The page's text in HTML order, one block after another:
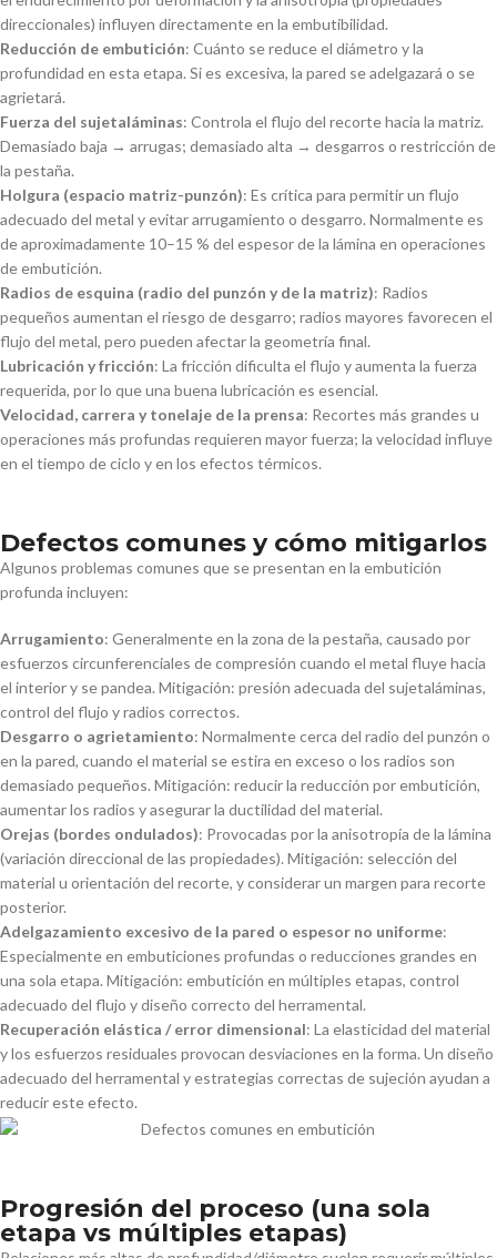
direccionales) influyen directamente en la embutibilidad.
Reducción de embutición: Cuánto se reduce el diámetro y la
profundidad en esta etapa. Si es excesiva, la pared se adelgazará o se
agrietará.
Fuerza del sujetaláminas: Controla el flujo del recorte hacia la matriz.
Demasiado baja → arrugas; demasiado alta → desgarros o restricción de
la pestaña.
Holgura (espacio matriz-punzón): Es crítica para permitir un flujo
adecuado del metal y evitar arrugamiento o desgarro. Normalmente es
de aproximadamente 10–15 % del espesor de la lámina en operaciones
de embutición.
Radios de esquina (radio del punzón y de la matriz): Radios
pequeños aumentan el riesgo de desgarro; radios mayores favorecen el
flujo del metal, pero pueden afectar la geometría final.
Lubricación y fricción: La fricción dificulta el flujo y aumenta la fuerza
requerida, por lo que una buena lubricación es esencial.
Velocidad, carrera y tonelaje de la prensa: Recortes más grandes u
operaciones más profundas requieren mayor fuerza; la velocidad influye
en el tiempo de ciclo y en los efectos térmicos.
Defectos comunes y cómo mitigarlos
Algunos problemas comunes que se presentan en la embutición
profunda incluyen:
Arrugamiento: Generalmente en la zona de la pestaña, causado por
esfuerzos circunferenciales de compresión cuando el metal fluye hacia
el interior y se pandea. Mitigación: presión adecuada del sujetaláminas,
control del flujo y radios correctos.
Desgarro o agrietamiento: Normalmente cerca del radio del punzón o
en la pared, cuando el material se estira en exceso o los radios son
demasiado pequeños. Mitigación: reducir la reducción por embutición,
aumentar los radios y asegurar la ductilidad del material.
Orejas (bordes ondulados): Provocadas por la anisotropía de la lámina
(variación direccional de las propiedades). Mitigación: selección del
material u orientación del recorte, y considerar un margen para recorte
posterior.
Adelgazamiento excesivo de la pared o espesor no uniforme:
Especialmente en embuticiones profundas o reducciones grandes en
una sola etapa. Mitigación: embutición en múltiples etapas, control
adecuado del flujo y diseño correcto del herramental.
Recuperación elástica / error dimensional: La elasticidad del material
y los esfuerzos residuales provocan desviaciones en la forma. Un diseño
adecuado del herramental y estrategias correctas de sujeción ayudan a
reducir este efecto.
Progresión del proceso (una sola
etapa vs múltiples etapas)